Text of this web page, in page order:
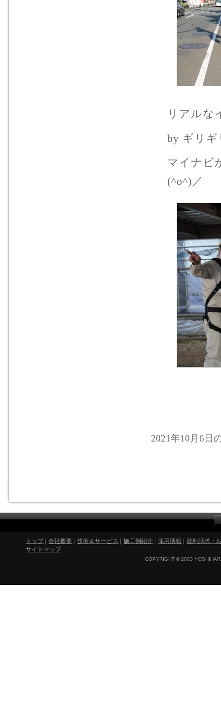
リアルな
by ギリ
マイナビ
(^o^)／
2021年10月6日
トップ| 会社概要 技術＆サービス 施工例紹介 採用情報
資料請求・
サイトマップ
COPYRIGHT © 2003